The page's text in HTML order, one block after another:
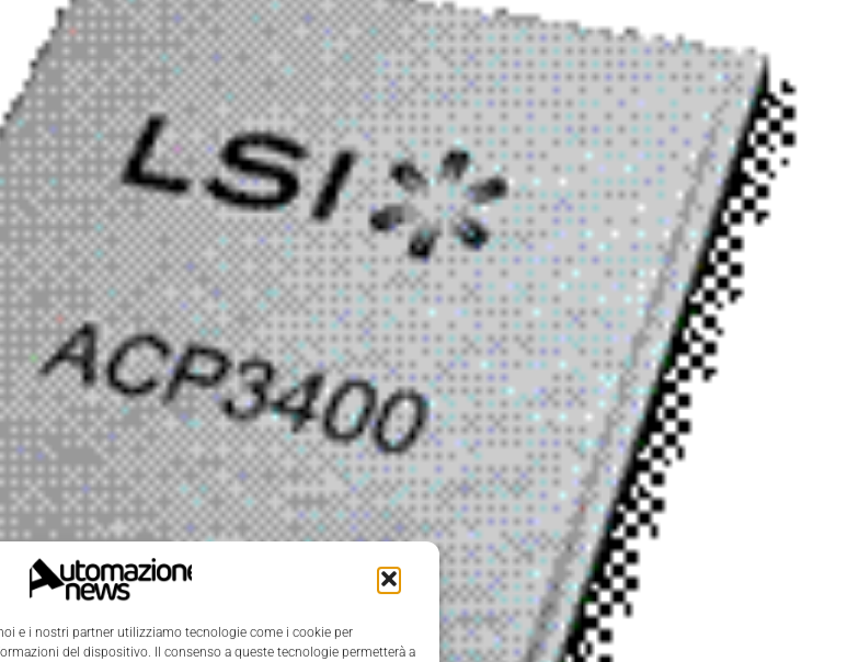
e i nostri partner utilizziamo tecnologie come i cookie per
del dispositivo. Il consenso a queste tecnologie permetterà a